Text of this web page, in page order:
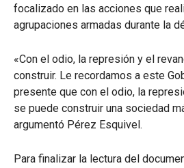
focalizado en las acciones que
agrupaciones armadas durante la
«Con el odio, la represión y el
construir. Le recordamos a este
presente que con el odio, la
se puede construir una sociedad
argumentó Pérez Esquivel.
Para finalizar la lectura del